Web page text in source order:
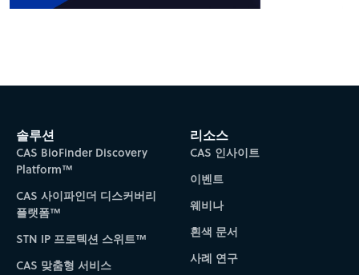
솔루션
CAS BioFinder Discovery
Platform™
CAS 사이파인더 디스커버리
플랫폼™
STN IP 프로텍션 스위트™
CAS 맞춤형 서비스
리소스
CAS 인사이트
이벤트
웨비나
흰색 문서
사례 연구